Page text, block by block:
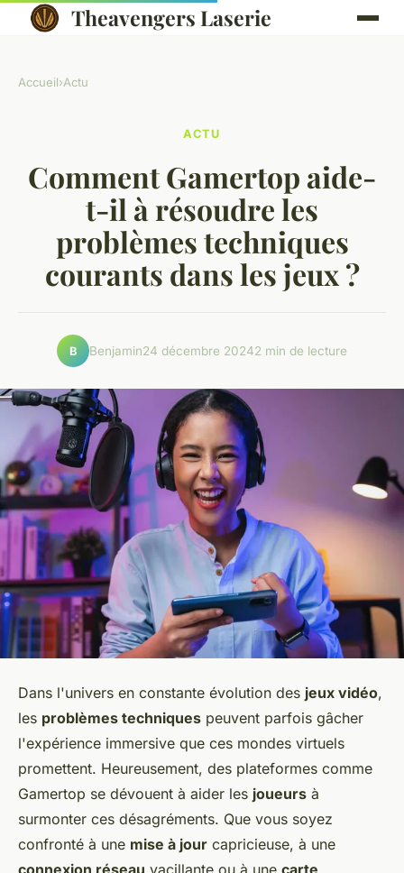
Theavengers Laserie
Accueil›Actu
ACTU
Comment Gamertop aide-
t-il à résoudre les
problèmes techniques
courants dans les jeux ?
B Benjamin24 décembre 20242 min de lecture
Dans l'univers en constante évolution des jeux vidéo,
les problèmes techniques peuvent parfois gâcher
l'expérience immersive que ces mondes virtuels
promettent. Heureusement, des plateformes comme
Gamertop se dévouent à aider les joueurs à
surmonter ces désagréments. Que vous soyez
confronté à une mise à jour capricieuse, à une
connexion réseau vacillante ou à une carte